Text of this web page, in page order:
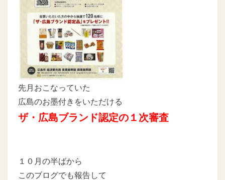
先月おこなっていた
広島のお墨付きをいただける
ザ・広島ブランド認定の１次審査
１０月の半ばから
このブログでも報告して